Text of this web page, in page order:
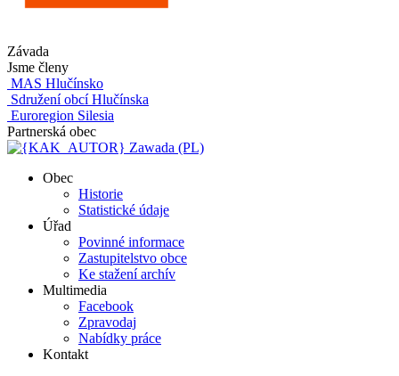
Závada
Jsme členy
MAS Hlučínsko
Sdružení obcí Hlučínska
Euroregion Silesia
Partnerská obec
Zawada (PL)
Obec
Historie
Statistické údaje
Úřad
Povinné informace
Zastupitelstvo obce
Ke stažení archív
Multimedia
Facebook
Zpravodaj
Nabídky práce
Kontakt